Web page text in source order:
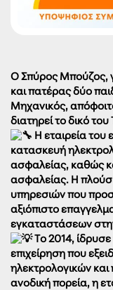
Ο Σπύρος Μπούζος,
και πατέρας δύο
Μηχανικός,
διατηρεί το δικό
Η εταιρεία του
κατασκευή
ασφαλείας, καθώς
ασφαλείας. Η
υπηρεσιών που
αξιόπιστο
εγκαταστάσεων
Το 2014, ίδρυσε
επιχείρηση που
ηλεκτρολογικών
ανοδική πορεία, η